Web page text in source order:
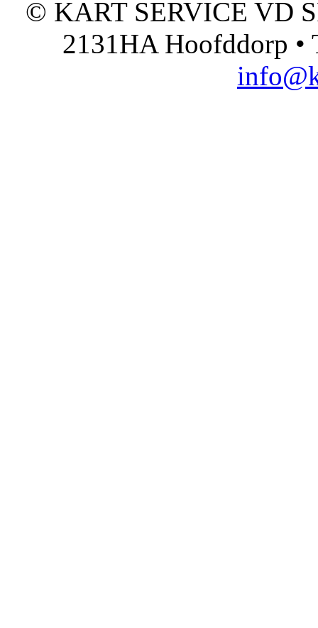
© KART SERVICE VD
2131HA Hoofddorp •